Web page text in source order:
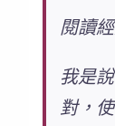
閱讀
我是說
對，